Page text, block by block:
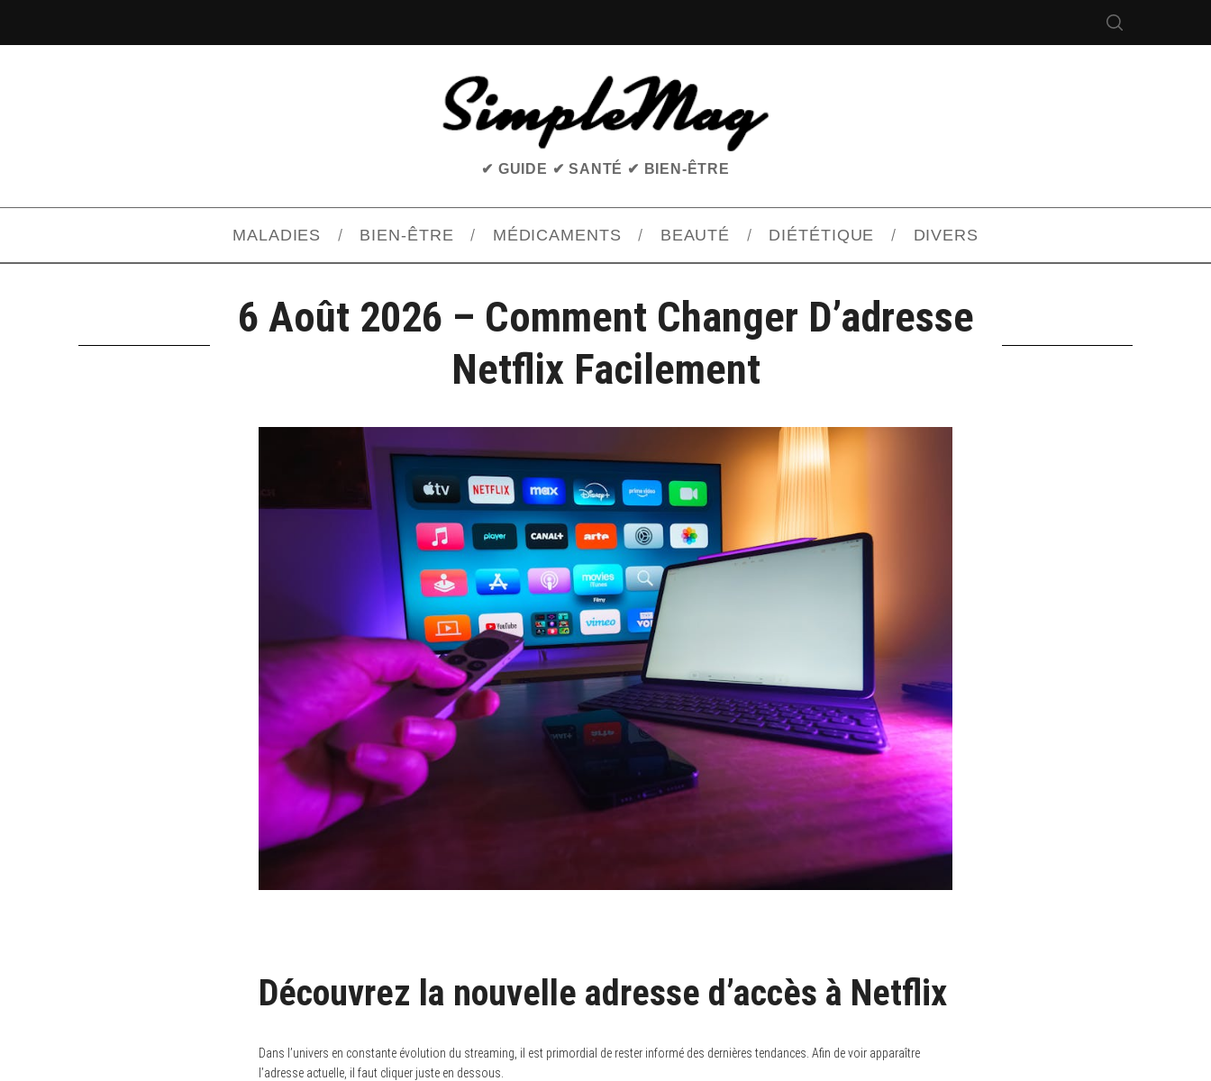
✔ GUIDE ✔ SANTÉ ✔ BIEN-ÊTRE
MALADIES BIEN-ÊTRE MÉDICAMENTS BEAUTÉ DIÉTÉTIQUE DIVERS
6 Août 2026 – Comment Changer D’adresse
Netflix Facilement
Découvrez la nouvelle adresse d’accès à Netflix
Dans l’univers en constante évolution du streaming, il est primordial de rester informé des dernières tendances. Afin de voir apparaître
l’adresse actuelle, il faut cliquer juste en dessous.